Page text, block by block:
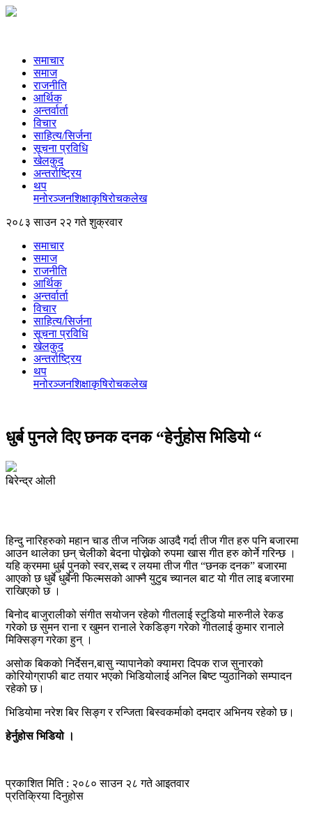
समाचार
समाज
राजनीति
आर्थिक
अन्तर्वार्ता
विचार
साहित्य/सिर्जना
सूचना प्रविधि
खेलकुद
अन्तर्राष्ट्रिय
थप
मनोरञ्‍जनशिक्षाकृषिरोचकलेख
२०८३ साउन २२ गते शुक्रवार
समाचार
समाज
राजनीति
आर्थिक
अन्तर्वार्ता
विचार
साहित्य/सिर्जना
सूचना प्रविधि
खेलकुद
अन्तर्राष्ट्रिय
थप
मनोरञ्‍जनशिक्षाकृषिरोचकलेख
धुर्ब पुनले दिए छनक दनक “हेर्नुहोस भिडियो “
बिरेन्द्र ओली
हिन्दु नारिहरुको महान चाड तीज नजिक आउदै गर्दा तीज गीत हरु पनि बजारमा
आउन थालेका छन् चेलीको बेदना पोख्नेको रुपमा खास गीत हरु कोर्ने गरिन्छ ।
यहि क्रममा धुर्ब पुनको स्वर,सब्द र लयमा तीज गीत “छनक दनक” बजारमा
आएको छ धुर्बे धुर्बेनी फिल्मसको आफ्नै युटुब च्यानल बाट यो गीत लाइ बजारमा
राखिएको छ ।
बिनोद बाजुरालीको संगीत सयोजन रहेको गीतलाई स्टुडियो मारुनीले रेकड
गरेको छ सुमन राना र खुमन रानाले रेकडिङ्ग गरेको गीतलाई कुमार रानाले
मिक्सिङ्ग गरेका हुन् ।
असोक बिकको निर्देसन,बासु न्यापानेको क्यामरा दिपक राज सुनारको
कोरियोग्राफी बाट तयार भएको भिडियोलाई अनिल बिष्ट प्युठानिको सम्पादन
रहेको छ।
भिडियोमा नरेश बिर सिङ्ग र रन्जिता बिस्वकर्माको दमदार अभिनय रहेको छ।
हेर्नुहोस भिडियो ।
प्रकाशित मिति : २०८० साउन २८ गते आइतवार
प्रतिक्रिया दिनुहोस